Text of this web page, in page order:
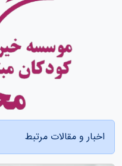
اخبار و مقالات مرتبط